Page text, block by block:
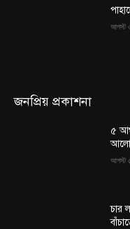
আগস্ট
জনপ্রিয় প্রকাশনা
৫
আগস্ট
চার